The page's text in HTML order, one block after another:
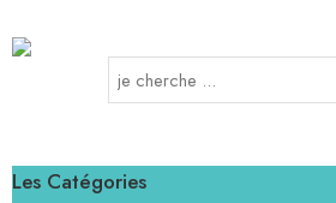
Les Catégories